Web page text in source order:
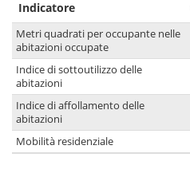
Indicatore
Metri quadrati per occupante nelle
abitazioni occupate
Indice di sottoutilizzo delle
abitazioni
Indice di affollamento delle
abitazioni
Mobilità residenziale